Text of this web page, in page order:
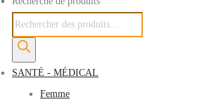
SANTÉ - MÉDICAL
Femme